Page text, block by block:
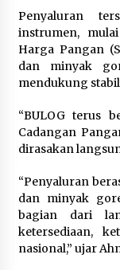
Penyaluran
instrumen,
Harga Pangan
dan minyak
mendukung
“BULOG terus
Cadangan
dirasakan
“Penyaluran
dan minyak
bagian dari
ketersediaan,
nasional,” ujar